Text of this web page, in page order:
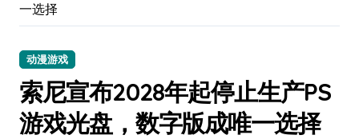
一选择
动漫游戏
索尼宣布2028年起停止生产PS
游戏光盘，数字版成唯一选择